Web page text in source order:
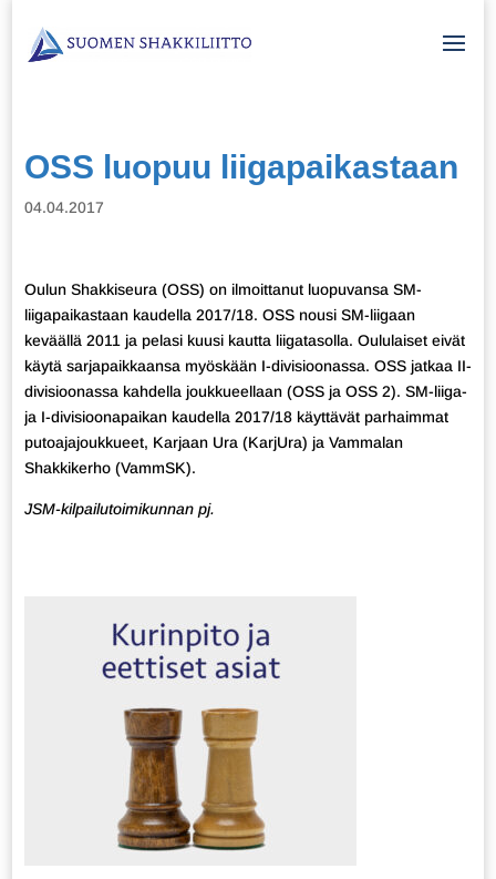
OSS luopuu liigapaikastaan
04.04.2017
Oulun Shakkiseura (OSS) on ilmoittanut luopuvansa SM-
liigapaikastaan kaudella 2017/18. OSS nousi SM-liigaan
keväällä 2011 ja pelasi kuusi kautta liigatasolla. Oululaiset eivät
käytä sarjapaikkaansa myöskään I-divisioonassa. OSS jatkaa II-
divisioonassa kahdella joukkueellaan (OSS ja OSS 2). SM-liiga-
ja I-divisioonapaikan kaudella 2017/18 käyttävät parhaimmat
putoajajoukkueet, Karjaan Ura (KarjUra) ja Vammalan
Shakkikerho (VammSK).
JSM-kilpailutoimikunnan pj.